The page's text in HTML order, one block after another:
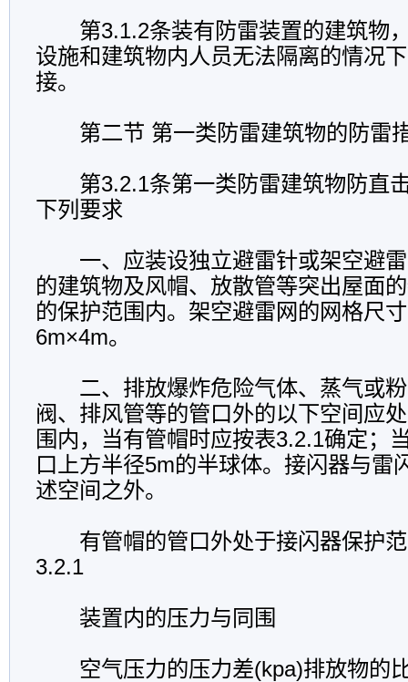
第3.1.2条装有防雷装置的建筑物
设施和建筑物内人员无法隔离的情况
接。
第二节 第一类防雷建筑物的防雷
第3.2.1条第一类防雷建筑物防直
下列要求
一、应装设独立避雷针或架空避雷
的建筑物及风帽、放散管等突出屋面
的保护范围内。架空避雷网的网格尺
6m×4m。
二、排放爆炸危险气体、蒸气或粉
阀、排风管等的管口外的以下空间应
围内，当有管帽时应按表3.2.1确定；
口上方半径5m的半球体。接闪器与雷
述空间之外。
有管帽的管口外处于接闪器保护范
3.2.1
装置内的压力与同围
空气压力的压力差(kpa)排放物的